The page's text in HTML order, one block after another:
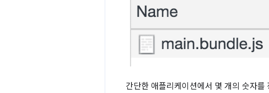
간단한 애플리케이션에서 몇 개의 숫자